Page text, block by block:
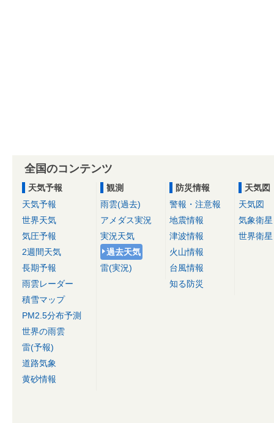
全国のコンテンツ
天気予報
天気予報
世界天気
気圧予報
2週間天気
長期予報
雨雲レーダー
積雪マップ
PM2.5分布予測
世界の雨雲
雷(予報)
道路気象
黄砂情報
観測
雨雲(過去)
アメダス実況
実況天気
過去天気
雷(実況)
防災情報
警報・注意報
地震情報
津波情報
火山情報
台風情報
知る防災
天気図
天気図
気象衛星
世界衛星